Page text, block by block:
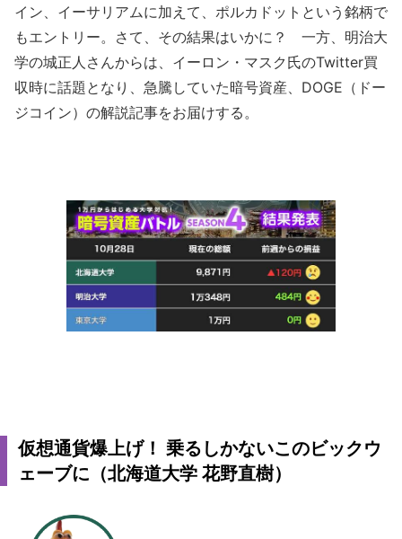
イン、イーサリアムに加えて、ポルカドットという銘柄で
もエントリー。さて、その結果はいかに？ 一方、明治大
学の城正人さんからは、イーロン・マスク氏のTwitter買
収時に話題となり、急騰していた暗号資産、DOGE（ドー
ジコイン）の解説記事をお届けする。
仮想通貨爆上げ！ 乗るしかないこのビックウ
ェーブに（北海道大学 花野直樹）